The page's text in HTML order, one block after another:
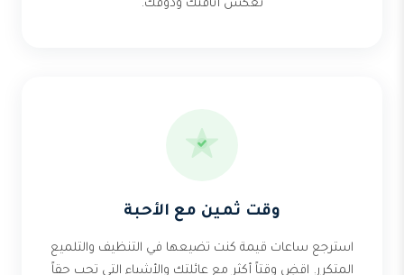
تعكس أناقتك وذوقك.
وقت ثمين مع الأحبة
استرجع ساعات قيمة كنت تضيعها في التنظيف والتلميع
المتكرر. اقضِ وقتاً أكثر مع عائلتك والأشياء التي تحب حقاً